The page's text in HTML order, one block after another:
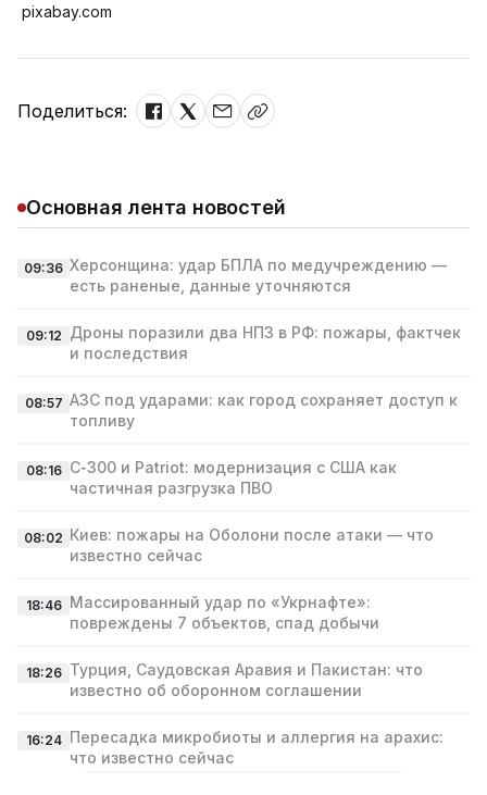
pixabay.com
Поделиться:
Основная лента новостей
09:36 Херсонщина: удар БПЛА по медучреждению —
есть раненые, данные уточняются
09:12 Дроны поразили два НПЗ в РФ: пожары, фактчек
и последствия
08:57 АЗС под ударами: как город сохраняет доступ к
топливу
08:16 С‑300 и Patriot: модернизация с США как
частичная разгрузка ПВО
08:02 Киев: пожары на Оболони после атаки — что
известно сейчас
18:46 Массированный удар по «Укрнафте»:
повреждены 7 объектов, спад добычи
18:26 Турция, Саудовская Аравия и Пакистан: что
известно об оборонном соглашении
16:24 Пересадка микробиоты и аллергия на арахис:
что известно сейчас